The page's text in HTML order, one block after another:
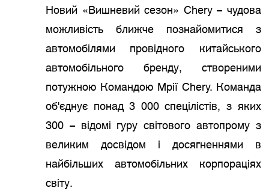
Новий «Вишневий сезон» Chery – чудова
можливість ближче познайомитися з
автомобілями провідного китайського
автомобільного бренду, створеними
потужною Командою Мрії Chery. Команда
об'єднує понад 3 000 спецілістів, з яких
300 – відомі гуру світового автопрому з
великим досвідом і досягненнями в
найбільших автомобільних корпораціях
світу.